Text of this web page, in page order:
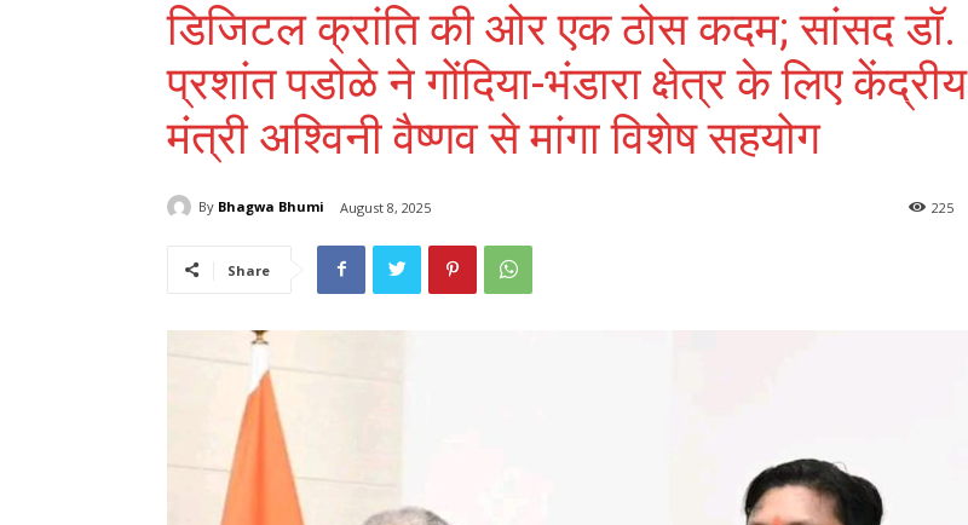
डिजिटल क्रांति की ओर एक ठोस कदम; सांसद डॉ.
प्रशांत पडोळे ने गोंदिया-भंडारा क्षेत्र के लिए केंद्रीय
मंत्री अश्विनी वैष्णव से मांगा विशेष सहयोग
By Bhagwa Bhumi August 8, 2025 225
Share